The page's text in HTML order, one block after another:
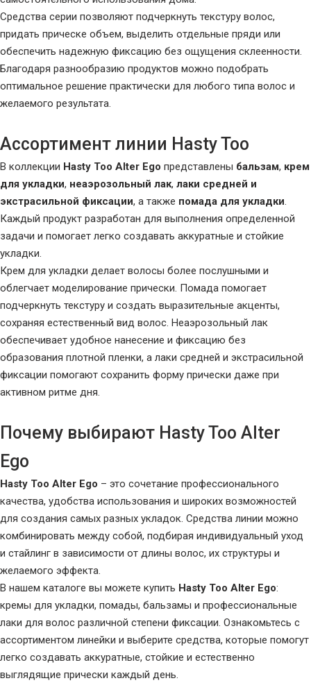
Средства серии позволяют подчеркнуть текстуру волос,
придать прическе объем, выделить отдельные пряди или
обеспечить надежную фиксацию без ощущения склеенности.
Благодаря разнообразию продуктов можно подобрать
оптимальное решение практически для любого типа волос и
желаемого результата.
Ассортимент линии Hasty Too
В коллекции Hasty Too Alter Ego представлены бальзам, крем
для укладки, неаэрозольный лак, лаки средней и
экстрасильной фиксации, а также помада для укладки.
Каждый продукт разработан для выполнения определенной
задачи и помогает легко создавать аккуратные и стойкие
укладки.
Крем для укладки делает волосы более послушными и
облегчает моделирование прически. Помада помогает
подчеркнуть текстуру и создать выразительные акценты,
сохраняя естественный вид волос. Неаэрозольный лак
обеспечивает удобное нанесение и фиксацию без
образования плотной пленки, а лаки средней и экстрасильной
фиксации помогают сохранить форму прически даже при
активном ритме дня.
Почему выбирают Hasty Too Alter
Ego
Hasty Too Alter Ego – это сочетание профессионального
качества, удобства использования и широких возможностей
для создания самых разных укладок. Средства линии можно
комбинировать между собой, подбирая индивидуальный уход
и стайлинг в зависимости от длины волос, их структуры и
желаемого эффекта.
В нашем каталоге вы можете купить Hasty Too Alter Ego:
кремы для укладки, помады, бальзамы и профессиональные
лаки для волос различной степени фиксации. Ознакомьтесь с
ассортиментом линейки и выберите средства, которые помогут
легко создавать аккуратные, стойкие и естественно
выглядящие прически каждый день.